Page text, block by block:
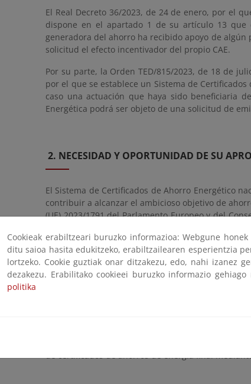
El Real Decreto 36/2023, de 24 de enero, por el
dispone en el apartado 1 de su artículo 13
generadora del ahorro ha recibido apoyo de
solicitud el efecto incentivador del propio CAE.
Por su parte, la Orden TED/815/2023, de 18 de
por el que se establece un Sistema de
caso una actuación que haya sido beneficiaria
Energética podrá ser objeto de una solicitud de
2. NECESIDAD Y OPORTUNIDAD DE SU
El Sistema de Certificados de Ahorro Energético
contribuir a alcanzar el ambicioso objetivo de
(UE) 2023/1791 del Parlamento Europeo y del
Para que el Sistema de CAE contribuya de
de energía final, y en aras de garantizar la
que todos los ahorros certificados con CAE sean
Asimismo, con el objeto de maximizar el impacto
necesario definir en qué condiciones o bajo qué
En este sentido, se considera apropiado recabar
de certificados de ahorros de energía final
Cookieak erabiltzeari buruzko informazioa: Webgune
ditu saioa hasita edukitzeko, erabiltzailearen esperientzia
lortzeko. Cookie guztiak onar ditzakezu, edo, nahi izanez
dezakezu. Erabilitako cookieei buruzko informazio
politika